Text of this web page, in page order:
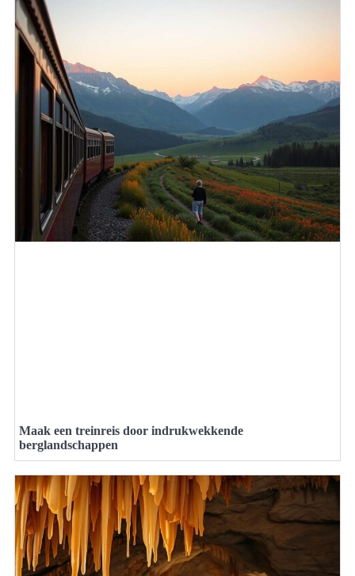
Maak een treinreis door indrukwekkende
berglandschappen